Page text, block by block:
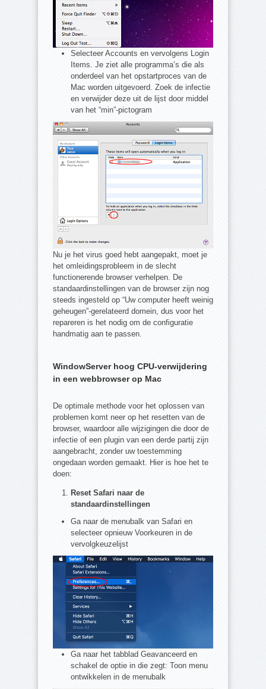
Selecteer Accounts en vervolgens Login
Items. Je ziet alle programma’s die als
onderdeel van het opstartproces van de
Mac worden uitgevoerd. Zoek de infectie
en verwijder deze uit de lijst door middel
van het “min”-pictogram
Nu je het virus goed hebt aangepakt, moet je
het omleidingsprobleem in de slecht
functionerende browser verhelpen. De
standaardinstellingen van de browser zijn nog
steeds ingesteld op “Uw computer heeft weinig
geheugen”-gerelateerd domein, dus voor het
repareren is het nodig om de configuratie
handmatig aan te passen.
WindowServer hoog CPU-verwijdering
in een webbrowser op Mac
De optimale methode voor het oplossen van
problemen komt neer op het resetten van de
browser, waardoor alle wijzigingen die door de
infectie of een plugin van een derde partij zijn
aangebracht, zonder uw toestemming
ongedaan worden gemaakt. Hier is hoe het te
doen:
Reset Safari naar de
standaardinstellingen
Ga naar de menubalk van Safari en
selecteer opnieuw Voorkeuren in de
vervolgkeuzelijst
Ga naar het tabblad Geavanceerd en
schakel de optie in die zegt: Toon menu
ontwikkelen in de menubalk